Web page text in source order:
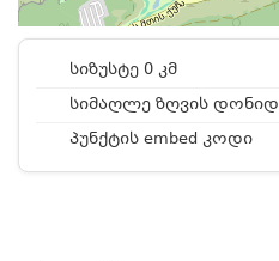
სიზუსტე 0 კმ
სიმაღლე ზღვის
პუნქტის embed კოდი